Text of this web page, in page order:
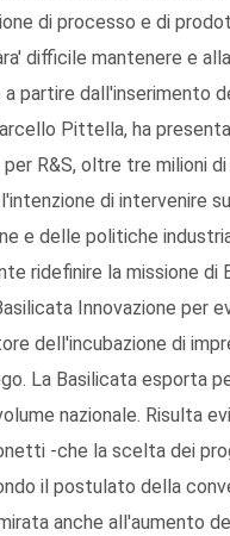
di processo e di
difficile mantenere e
partire dall'inserimento
Pittella, ha
R&S, oltre tre milioni di
di intervenire
e delle politiche
ridefinire la missione di
Innovazione per
dell'incubazione di
La Basilicata esporta
nazionale. Risulta
-che la scelta dei
il postulato della
anche all'aumento